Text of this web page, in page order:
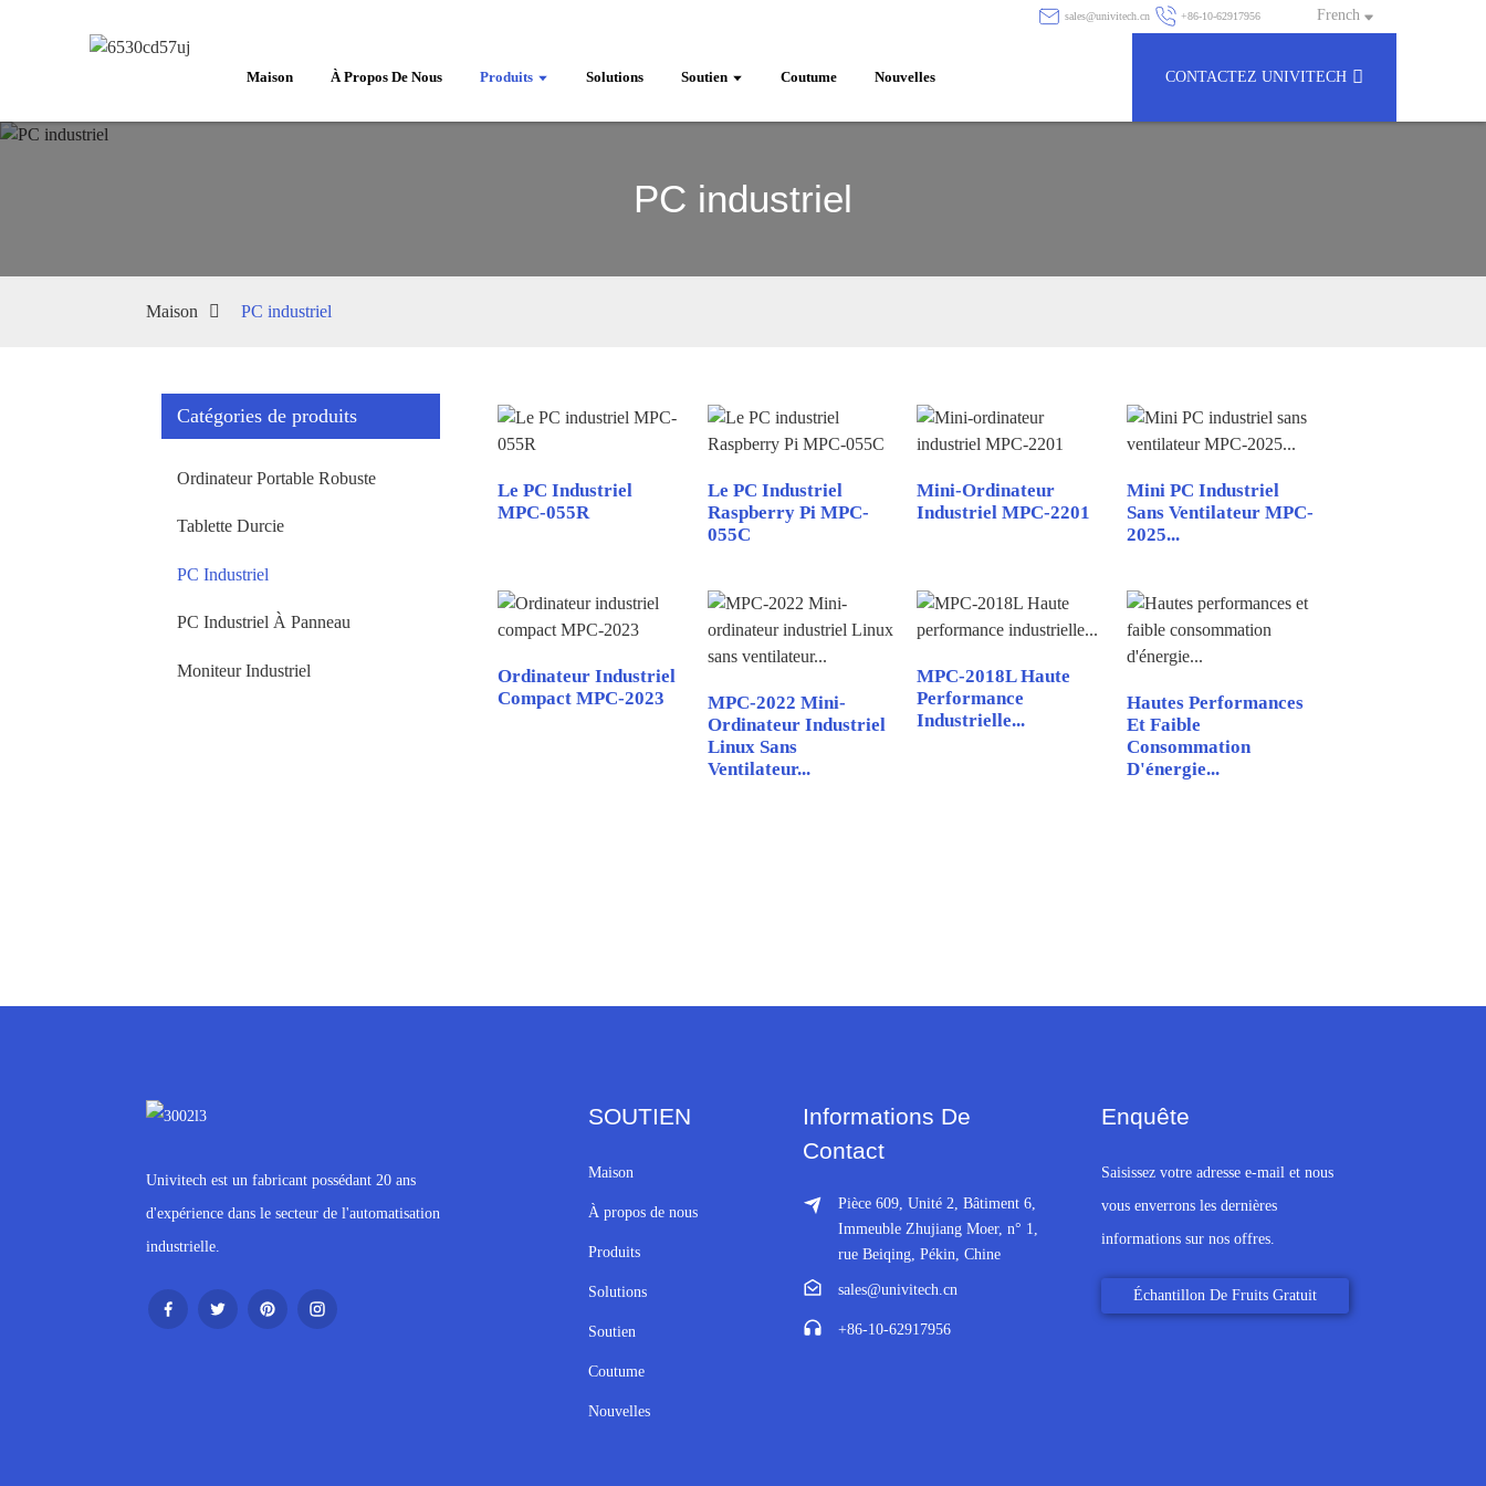
sales@univitech.cn +86-10-62917956 French
Maison À Propos De Nous Produits Solutions Soutien Coutume Nouvelles CONTACTEZ UNIVITECH
PC industriel
Maison PC industriel
Catégories de produits
Ordinateur Portable Robuste
Tablette Durcie
PC Industriel
PC Industriel À Panneau
Moniteur Industriel
Le PC Industriel
MPC-055R
Le PC Industriel
Raspberry Pi MPC-
055C
Mini-Ordinateur
Industriel MPC-2201
Mini PC Industriel
Sans Ventilateur MPC-
2025...
Ordinateur Industriel
Compact MPC-2023
MPC-2022 Mini-
Ordinateur Industriel
Linux Sans
Ventilateur...
MPC-2018L Haute
Performance
Industrielle...
Hautes Performances
Et Faible
Consommation
D'énergie...
Univitech est un fabricant possédant 20 ans
d'expérience dans le secteur de l'automatisation
industrielle.
SOUTIEN
Maison
À propos de nous
Produits
Solutions
Soutien
Coutume
Nouvelles
Informations De
Contact
Pièce 609, Unité 2, Bâtiment 6,
Immeuble Zhujiang Moer, n° 1,
rue Beiqing, Pékin, Chine
sales@univitech.cn
+86-10-62917956
Enquête
Saisissez votre adresse e-mail et nous
vous enverrons les dernières
informations sur nos offres.
Échantillon De Fruits Gratuit